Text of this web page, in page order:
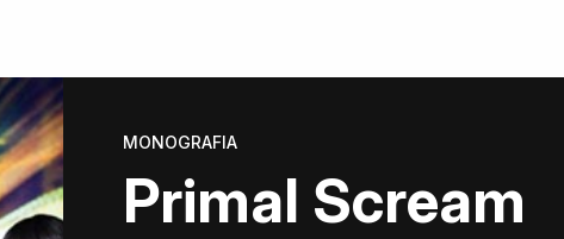
MONOGRAFIA
Primal Scream